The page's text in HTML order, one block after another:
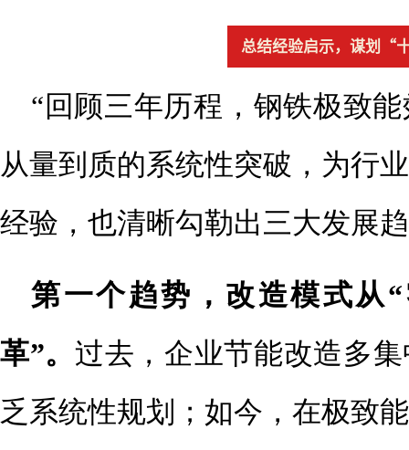
总结经验启示，谋划“
“回顾三年历程，钢铁极致
从量到质的系统性突破，为行
经验，也清晰勾勒出三大发展
第一个趋势，改造模式从
革”。 过去，企业节能改造多
乏系统性规划；如今，在极致